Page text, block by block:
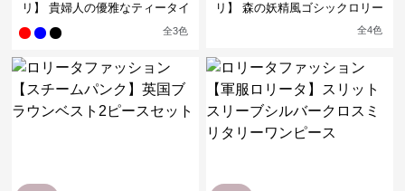
リ】 貴婦人の優雅なティータイ
全3色
リ】 森の妖精風ゴシックロリー
全4色